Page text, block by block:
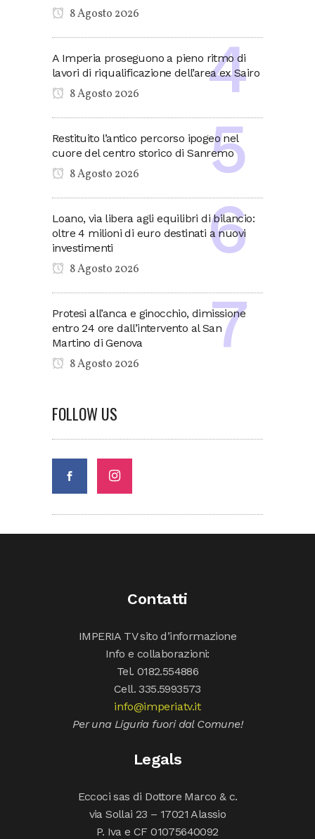
8 Agosto 2026
A Imperia proseguono a pieno ritmo di
lavori di riqualificazione dell’area ex Sairo
8 Agosto 2026
Restituito l’antico percorso ipogeo nel
cuore del centro storico di Sanremo
8 Agosto 2026
Loano, via libera agli equilibri di bilancio:
oltre 4 milioni di euro destinati a nuovi
investimenti
8 Agosto 2026
Protesi all’anca e ginocchio, dimissione
entro 24 ore dall’intervento al San
Martino di Genova
8 Agosto 2026
FOLLOW US
Contatti
IMPERIA TV sito d’informazione
Info e collaborazioni:
Tel. 0182.554886
Cell. 335.5993573
info@imperiatv.it
Per una Liguria fuori dal Comune!
Legals
Eccoci sas di Dottore Marco & c.
via Sollai 23 – 17021 Alassio
P. Iva e CF 01075640092